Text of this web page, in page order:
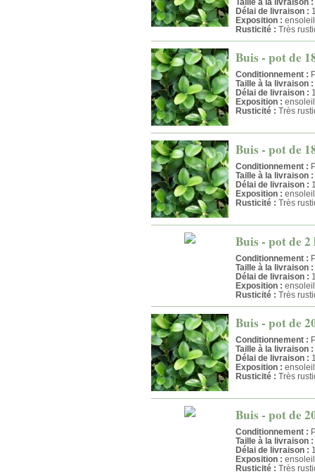
Délai de livraison :
Exposition :
Rusticité : Très
Buis - pot de
Conditionnement :
Taille à la livraison :
Délai de livraison :
Exposition :
Rusticité : Très
Buis - pot de
Conditionnement :
Taille à la livraison :
Délai de livraison :
Exposition :
Rusticité : Très
Buis - pot de
Conditionnement :
Taille à la livraison :
Délai de livraison :
Exposition :
Rusticité : Très
Buis - pot de
Conditionnement :
Taille à la livraison :
Délai de livraison :
Exposition :
Rusticité : Très
Buis - pot de
Conditionnement :
Taille à la livraison :
Délai de livraison :
Exposition :
Rusticité : Très